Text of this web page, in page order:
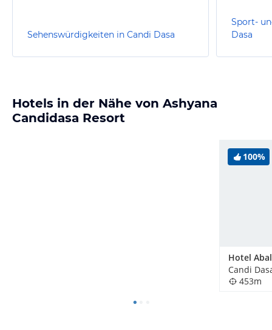
Sehenswürdigkeiten in Candi Dasa
Sport-
Dasa
Hotels in der Nähe von Ashyana
Candidasa Resort
100%
Candi
453m